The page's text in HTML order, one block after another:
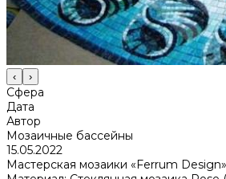
‹ ›
Сфера
Дата
Автор
Мозаичные бассейны
15.05.2022
Мастерская мозаики «Ferrum Design»